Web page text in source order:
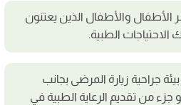
والأطفال الذين يعتنون
الطبية.
زيارة المرضى بجانب
من تقديم الرعاية الطبية في